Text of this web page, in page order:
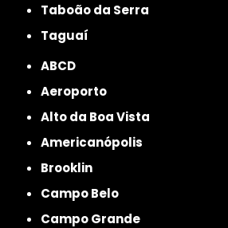
Taboão da Serra
Taguaí
ABCD
Aeroporto
Alto da Boa Vista
Americanópolis
Brooklin
Campo Belo
Campo Grande